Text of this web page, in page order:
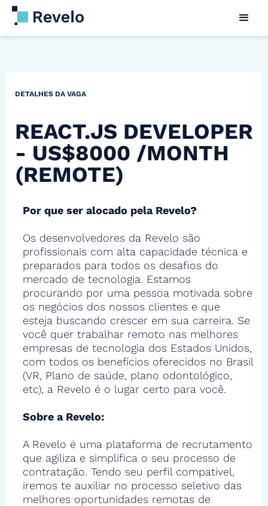
DETALHES DA VAGA
REACT.JS DEVELOPER
- US$8000 /MONTH
(REMOTE)
Por que ser alocado pela Revelo?
Os desenvolvedores da Revelo são
profissionais com alta capacidade técnica e
preparados para todos os desafios do
mercado de tecnologia. Estamos
procurando por uma pessoa motivada sobre
os negócios dos nossos clientes e que
esteja buscando crescer em sua carreira. Se
você quer trabalhar remoto nas melhores
empresas de tecnologia dos Estados Unidos,
com todos os benefícios oferecidos no Brasil
(VR, Plano de saúde, plano odontológico,
etc), a Revelo é o lugar certo para você.
Sobre a Revelo:
A Revelo é uma plataforma de recrutamento
que agiliza e simplifica o seu processo de
contratação. Tendo seu perfil compatível,
iremos te auxiliar no processo seletivo das
melhores oportunidades remotas de